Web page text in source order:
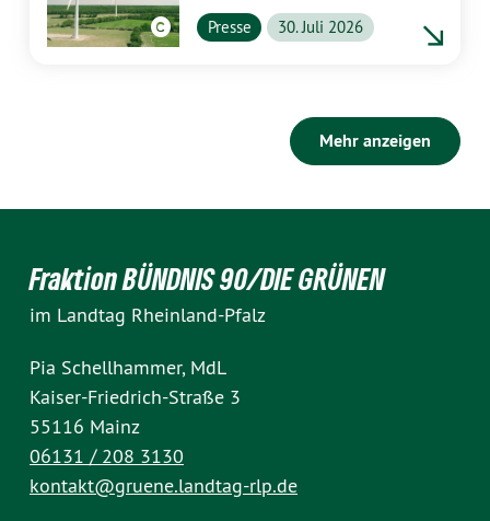
profitieren
Presse 30. Juli 2026
Mehr anzeigen
Fraktion BÜNDNIS 90/DIE GRÜNEN
im Landtag Rheinland-Pfalz
Pia Schellhammer, MdL
Kaiser-Friedrich-Straße 3
55116 Mainz
06131 / 208 3130
kontakt@gruene.landtag-rlp.de